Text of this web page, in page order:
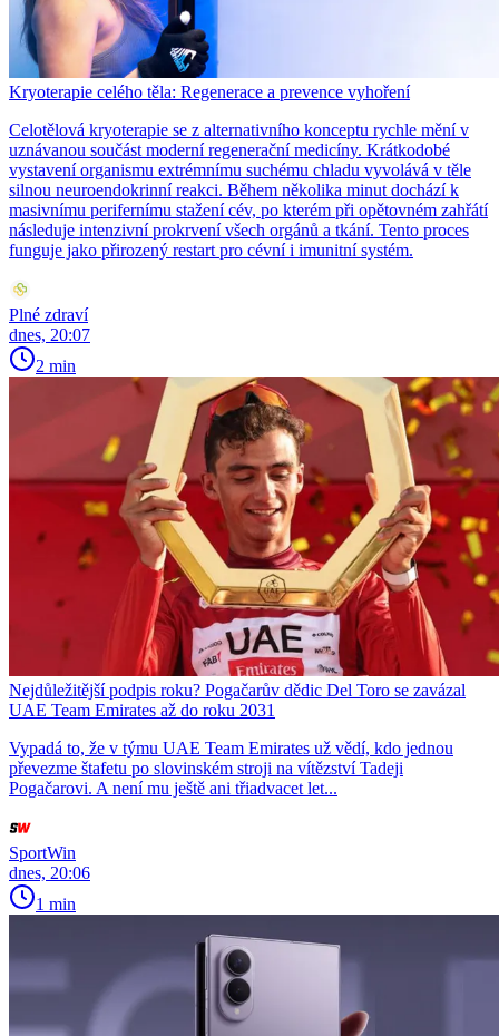
Kryoterapie celého těla: Regenerace a prevence vyhoření
Celotělová kryoterapie se z alternativního konceptu rychle mění v
uznávanou součást moderní regenerační medicíny. Krátkodobé
vystavení organismu extrémnímu suchému chladu vyvolává v těle
silnou neuroendokrinní reakci. Během několika minut dochází k
masivnímu perifernímu stažení cév, po kterém při opětovném zahřátí
následuje intenzivní prokrvení všech orgánů a tkání. Tento proces
funguje jako přirozený restart pro cévní i imunitní systém.
Plné zdraví
dnes, 20:07
2 min
Nejdůležitější podpis roku? Pogačarův dědic Del Toro se zavázal
UAE Team Emirates až do roku 2031
Vypadá to, že v týmu UAE Team Emirates už vědí, kdo jednou
převezme štafetu po slovinském stroji na vítězství Tadeji
Pogačarovi. A není mu ještě ani třiadvacet let...
SportWin
dnes, 20:06
1 min